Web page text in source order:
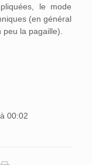
le mode
(en général
peu la pagaille).
00:02